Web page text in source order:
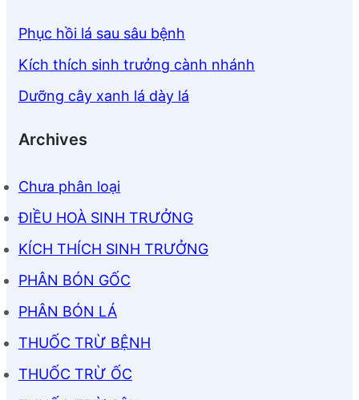
Phục hồi lá sau sâu bệnh
Kích thích sinh trưởng cành nhánh
Dưỡng cây xanh lá dày lá
Archives
Chưa phân loại
ĐIỀU HOÀ SINH TRƯỞNG
KÍCH THÍCH SINH TRƯỞNG
PHÂN BÓN GỐC
PHÂN BÓN LÁ
THUỐC TRỪ BỆNH
THUỐC TRỪ ỐC